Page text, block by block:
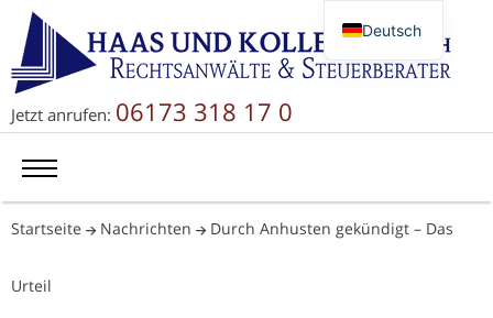
Jetzt anrufen: 06173 318 17 0
Startseite Nachrichten Durch Anhusten gekündigt – Das
Urteil
Deutsch
English
简体中文